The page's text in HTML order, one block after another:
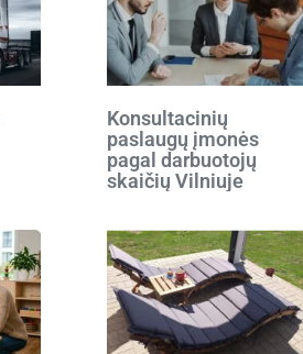
Konsultacinių
paslaugų įmonės
pagal darbuotojų
skaičių Vilniuje